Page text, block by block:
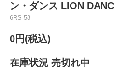
ン・ダンス LION
6RS-58
0円(税込)
在庫状況 売切れ中